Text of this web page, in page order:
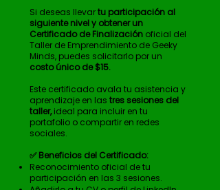
Si deseas llevartu participación al
siguiente nivel y obtener un
Certificado de Finalización oficial del
Taller de Emprendimiento de Geeky
Minds, puedes solicitarlo por un
costo único de $15.
Este certificado avala tu asistencia y
aprendizaje en las tres sesiones del
taller,ideal para incluir en tu
portafolio o compartir en redes
sociales.
✅ Beneficios del Certificado:
Reconocimiento oficial de tu
participación en las 3 sesiones.